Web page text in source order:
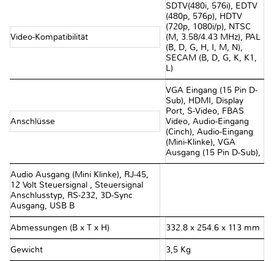
Video-Kompatibilität
SDTV(480i, 576i), EDTV
(480p, 576p), HDTV
(720p, 1080i/p), NTSC
(M, 3.58/4.43 MHz), PAL
(B, D, G, H, I, M, N),
SECAM (B, D, G, K, K1,
L)
Anschlüsse
VGA Eingang (15 Pin D-
Sub), HDMI, Display
Port, S-Video, FBAS
Video, Audio-Eingang
(Cinch), Audio-Eingang
(Mini-Klinke), VGA
Ausgang (15 Pin D-Sub),
Audio Ausgang (Mini Klinke), RJ-45,
12 Volt Steuersignal , Steuersignal
Anschlusstyp, RS-232, 3D-Sync
Ausgang, USB B
Abmessungen (B x T x H) 332.8 x 254.6 x 113 mm
Gewicht 3,5 Kg